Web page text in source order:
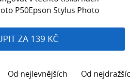
P50Epson Stylus Photo
ZA 139 KČ
Od nejlevnějších Od